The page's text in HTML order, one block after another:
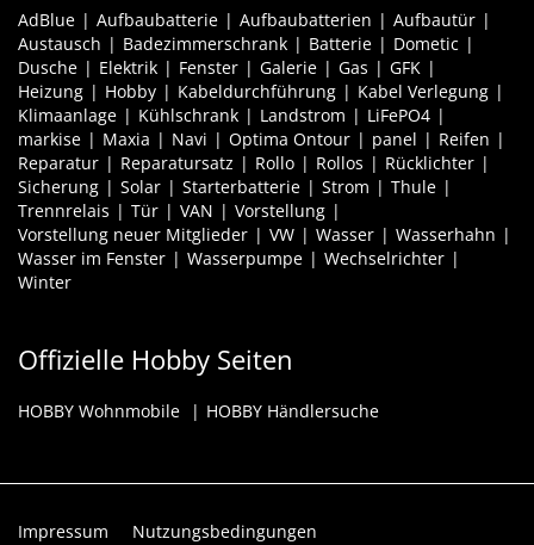
AdBlue Aufbaubatterie Aufbaubatterien
Aufbautür
Austausch
Badezimmerschrank Batterie
Dometic
Dusche
Elektrik Fenster Galerie Gas
GFK
Heizung
Hobby Kabeldurchführung
Kabel Verlegung
Klimaanlage
Kühlschrank Landstrom
LiFePO4
markise
Maxia Navi Optima Ontour panel
Reifen
Reparatur
Reparatursatz Rollo Rollos
Rücklichter
Sicherung
Solar Starterbatterie Strom
Thule
Trennrelais
Tür VAN
Vorstellung
Vorstellung neuer Mitglieder
VW Wasser
Wasserhahn
Wasser im Fenster
Wasserpumpe
Wechselrichter
Winter
Offizielle Hobby Seiten
HOBBY Wohnmobile HOBBY Händlersuche
Impressum Nutzungsbedingungen